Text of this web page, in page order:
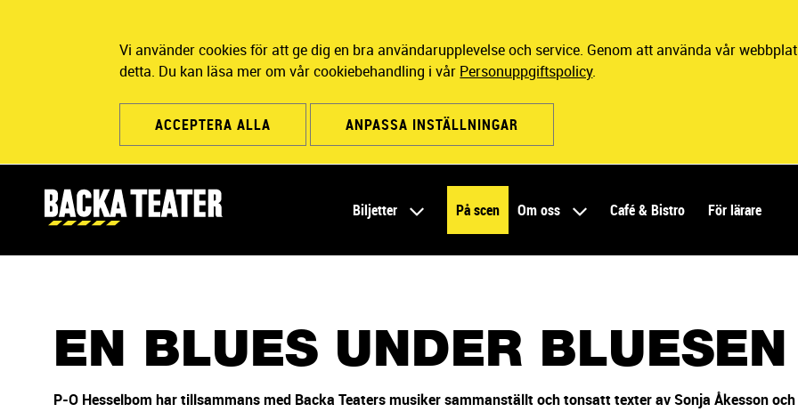
Vi använder cookies för att ge dig en bra användarupplevelse och service. Genom att använda vår
detta. Du kan läsa mer om vår cookiebehandling i vår Personuppgiftspolicy.
ACCEPTERA ALLA ANPASSA INSTÄLLNINGAR
H
v
a
v
g
Biljetter På scen Om oss Café & Bistro För lärare
EN BLUES UNDER BLUESEN
P-O Hesselbom har tillsammans med Backa Teaters musiker sammanställt och tonsatt texter av Sonja Åkesson